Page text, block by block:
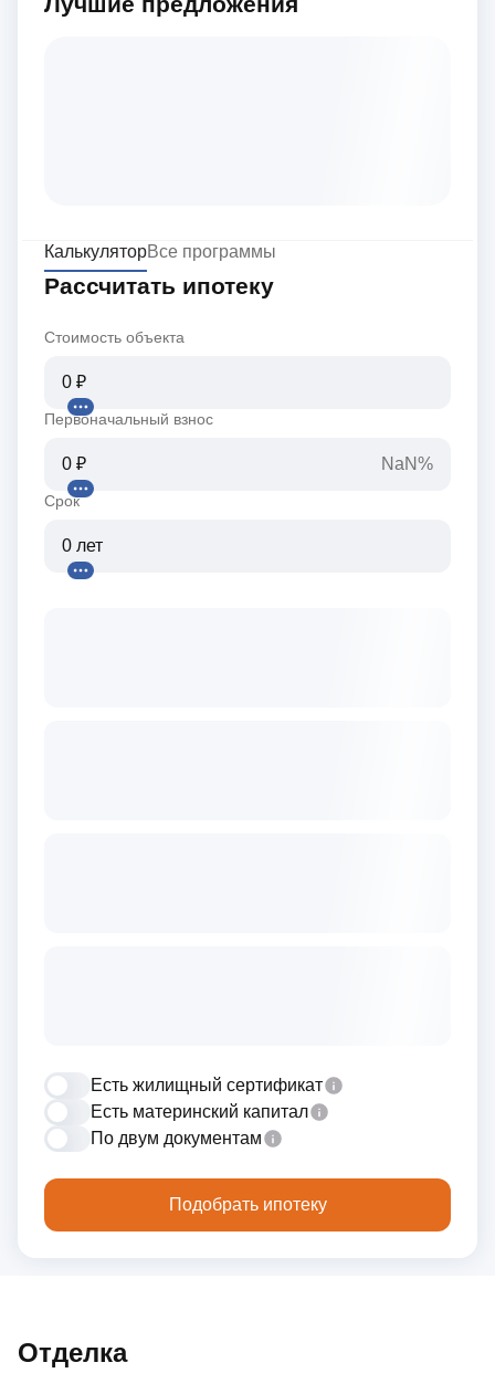
КалькуляторВсе программы
Рассчитать ипотеку
Стоимость объекта
Первоначальный взнос
NaN%
Срок
Есть жилищный сертификат
Есть материнский капитал
По двум документам
Подобрать ипотеку
Отделка